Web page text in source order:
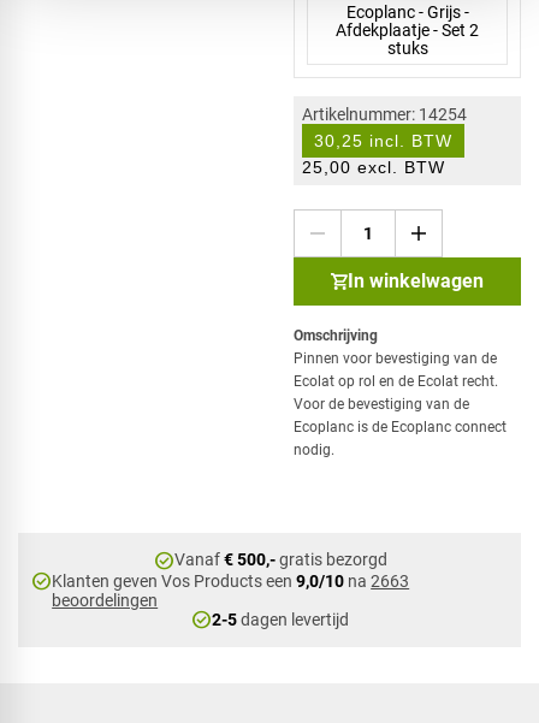
Ecoplanc - Grijs -
Afdekplaatje - Set 2
stuks
Artikelnummer: 14254
30,25 incl. BTW
25,00 excl. BTW
In winkelwagen
Omschrijving
Pinnen voor bevestiging van de
Ecolat op rol en de Ecolat recht.
Voor de bevestiging van de
Ecoplanc is de Ecoplanc connect
nodig.
check_circleVanaf€ 500,-gratis bezorgd
check_circleKlanten geven Vos Products een9,0/10 na2663
beoordelingen
check_circle2-5dagen levertijd